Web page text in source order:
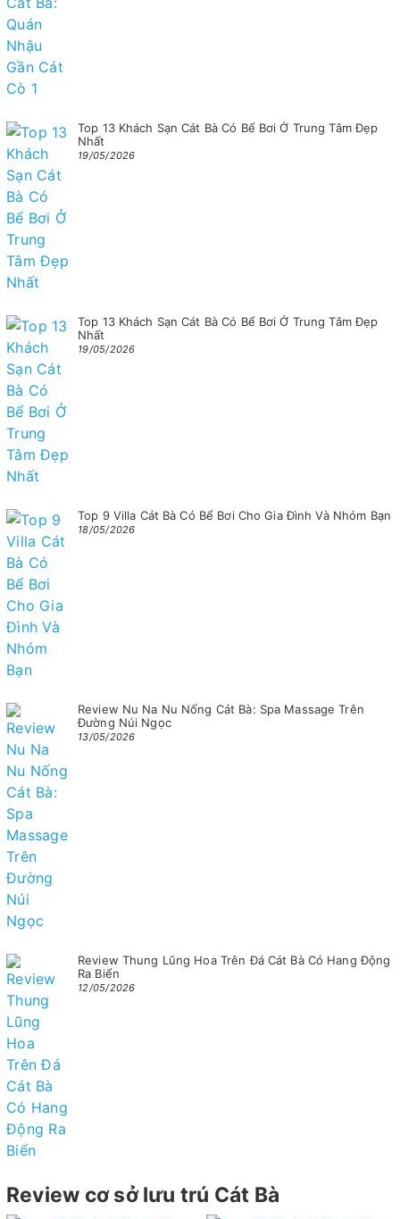
Top 13 Khách Sạn Cát Bà Có Bể Bơi Ở Trung Tâm Đẹp
Nhất
19/05/2026
Top 13 Khách Sạn Cát Bà Có Bể Bơi Ở Trung Tâm Đẹp
Nhất
19/05/2026
Top 9 Villa Cát Bà Có Bể Bơi Cho Gia Đình Và Nhóm Bạn
18/05/2026
Review Nu Na Nu Nống Cát Bà: Spa Massage Trên
Đường Núi Ngọc
13/05/2026
Review Thung Lũng Hoa Trên Đá Cát Bà Có Hang Động
Ra Biển
12/05/2026
Review cơ sở lưu trú Cát Bà